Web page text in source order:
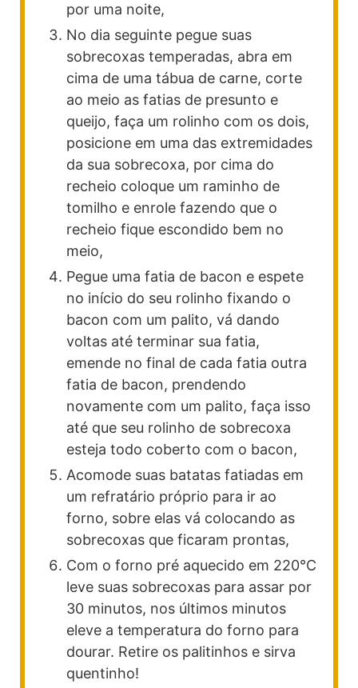
por uma noite,
No dia seguinte pegue suas
sobrecoxas temperadas, abra em
cima de uma tábua de carne, corte
ao meio as fatias de presunto e
queijo, faça um rolinho com os dois,
posicione em uma das extremidades
da sua sobrecoxa, por cima do
recheio coloque um raminho de
tomilho e enrole fazendo que o
recheio fique escondido bem no
meio,
Pegue uma fatia de bacon e espete
no início do seu rolinho fixando o
bacon com um palito, vá dando
voltas até terminar sua fatia,
emende no final de cada fatia outra
fatia de bacon, prendendo
novamente com um palito, faça isso
até que seu rolinho de sobrecoxa
esteja todo coberto com o bacon,
Acomode suas batatas fatiadas em
um refratário próprio para ir ao
forno, sobre elas vá colocando as
sobrecoxas que ficaram prontas,
Com o forno pré aquecido em 220°C
leve suas sobrecoxas para assar por
30 minutos, nos últimos minutos
eleve a temperatura do forno para
dourar. Retire os palitinhos e sirva
quentinho!